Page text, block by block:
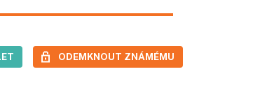
ODEMKNOUT ZNÁMÉMU